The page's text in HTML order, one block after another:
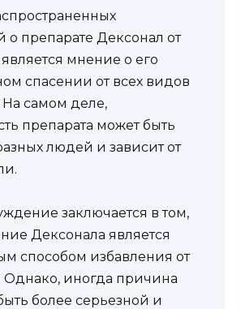
о препарате Дексонал от
мнение о его
спасении от всех видов
На самом деле,
препарата может быть
людей и зависит от
заключается в том,
Дексонала является
способом избавления от
Однако, иногда причина
более серьезной и